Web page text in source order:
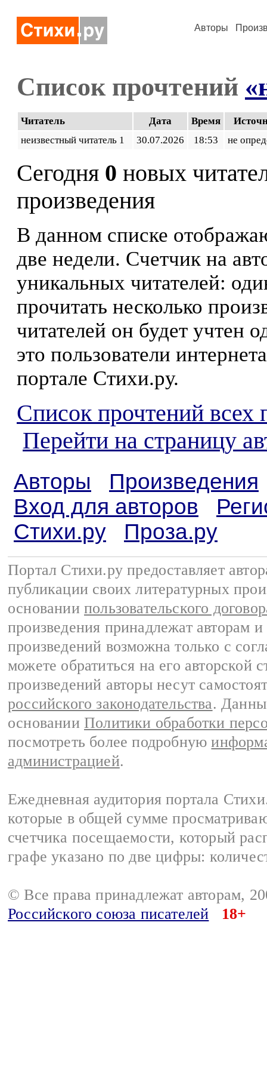
Авторы
Список прочтений
Читатель Дата Время
неизвестный читатель 1
30.07.2026 18:53 не
Сегодня 0 новых
произведения
В данном списке
две недели. Счетчик на
уникальных читателей:
прочитать несколько
читателей он будет учтен
это пользователи
портале Стихи.ру.
Список прочтений всех
Перейти на страницу
Авторы
Произведения
Вход для авторов
Стихи.ру
Проза.ру
Портал Стихи.ру предоставляет
публикации своих литературных
основании пользовательского
произведения принадлежат авторам
произведений возможна только с
можете обратиться на его авторской
произведений авторы несут
российского законодательства.
основании Политики обработки
посмотреть более подробную
администрацией.
Ежедневная аудитория портала
которые в общей сумме
счетчика посещаемости, который
графе указано по две цифры:
© Все права принадлежат авторам,
Российского союза писателей
18+